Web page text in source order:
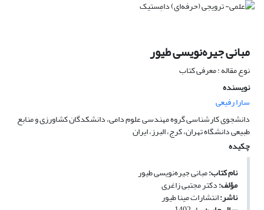
مبانی جیره‌نویسی طیور
نوع مقاله : معرفی کتاب
نویسنده
سارا رفیعی
دانشجوی کارشناسی گروه مهندسی علوم دامی، دانشکدگان کشاورزی و منابع
طبیعی دانشگاه تهران، کرج، البرز، ایران
چکیده
نام کتاب:مبانی جیره‌نویسی طیور
مؤلف:دکتر مجتبی زاغری
ناشر:انتشارات مینا طیور